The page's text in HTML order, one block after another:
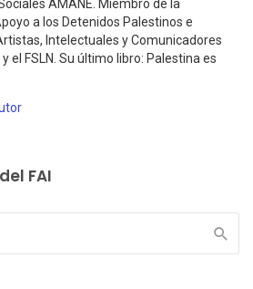
AMANE. Miembro de la
a los Detenidos Palestinos e
Intelectuales y Comunicadores
el FSLN. Su último libro: Palestina es
FAI